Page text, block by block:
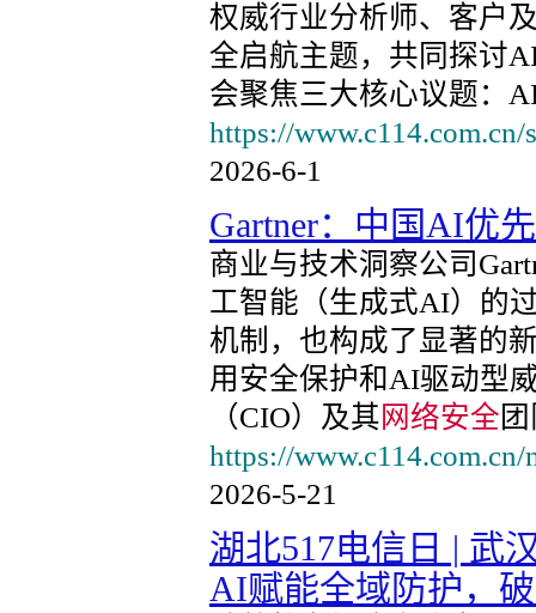
权威行业分析师、客户
全启航主题，共同探讨
会聚焦三大核心议题：
https://
2026-6-1
Gartner：中国AI优
商业与技术洞察公司
工智能（生成式AI）的
机制，也构成了显著的
用安全保护和AI驱动型
（CIO）及其网络安全
https://
2026-5-21
湖北517电信日 | 武
AI赋能全域防护，